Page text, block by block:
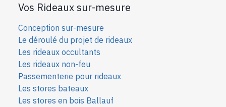
Vos Rideaux sur-mesure
Conception sur-mesure
Le déroulé du projet de rideaux
Les rideaux occultants
Les rideaux non-feu
Passementerie pour rideaux
Les stores bateaux
Les stores en bois Ballauf